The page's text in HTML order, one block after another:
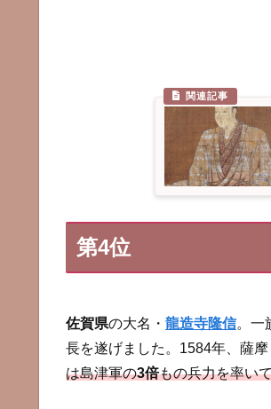
第4位
佐賀県の大名・ 龍造寺隆信。一
長を遂げました。1584年、薩
は島津軍の3倍もの兵力を率い